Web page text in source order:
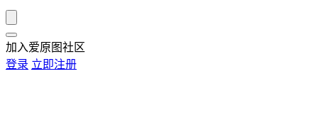
加入爱原图社区
登录 立即注册